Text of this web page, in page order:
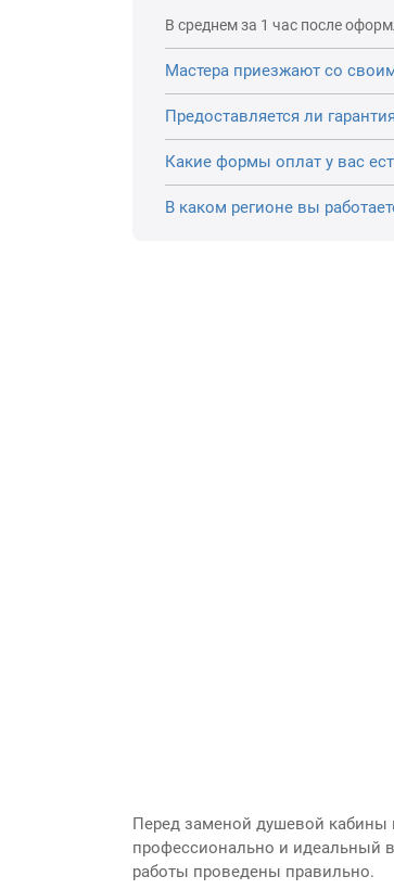
В среднем за 1 час после
Мастера приезжают со
Предоставляется ли
Какие формы оплат у вас
В каком регионе вы
Перед заменой душевой кабины
профессионально и идеальный
работы проведены правильно.